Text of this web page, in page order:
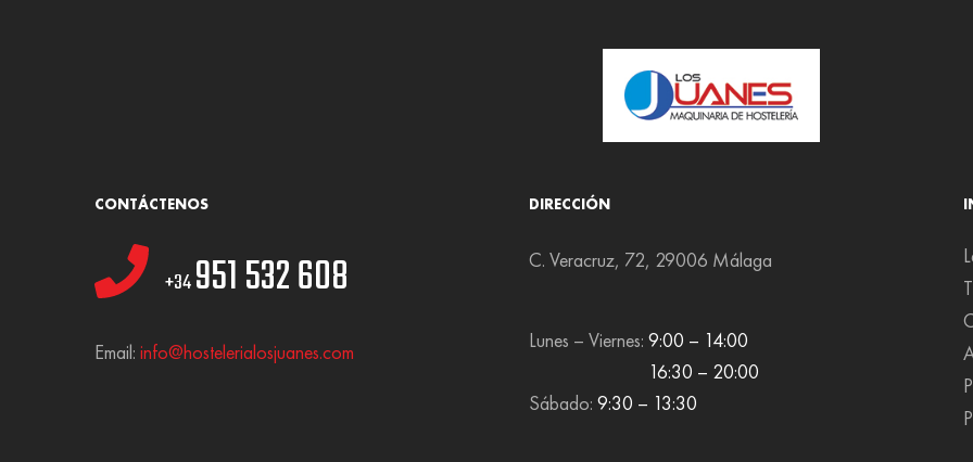
CONTÁCTENOS
+34951 532 608
Email: info@hostelerialosjuanes.com
DIRECCIÓN
C. Veracruz, 72, 29006 Málaga
Lunes – Viernes: 9:00 – 14:00
16:30 – 20:00
Sábado: 9:30 – 13:30